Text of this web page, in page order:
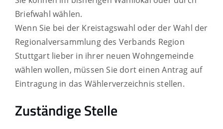
Briefwahl wählen.
Wenn Sie bei der Kreistagswahl oder der Wahl der
Regionalversammlung des Verbands Region
Stuttgart lieber in ihrer neuen Wohngemeinde
wählen wollen, müssen Sie dort einen Antrag auf
Eintragung in das Wählerverzeichnis stellen.
Zuständige Stelle